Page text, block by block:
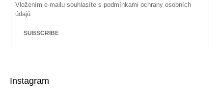
Vložením e-mailu souhlasíte s podmínkami ochrany osobních
údajů
SUBSCRIBE
Instagram